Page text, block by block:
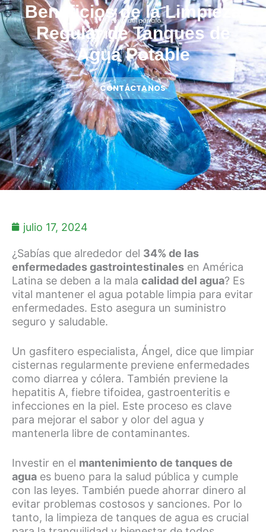
Beneficios de la Limpieza
Regular de Tanques de
Agua Potable
CONTÁCTANOS
julio 17, 2024
¿Sabías que alrededor del 34% de las
enfermedades gastrointestinales en América
Latina se deben a la mala calidad del agua? Es
vital mantener el agua potable limpia para evitar
enfermedades. Esto asegura un suministro
seguro y saludable.
Un gasfitero especialista, Ángel, dice que limpiar
cisternas regularmente previene enfermedades
como diarrea y cólera. También previene la
hepatitis A, fiebre tifoidea, gastroenteritis e
infecciones en la piel. Este proceso es clave
para mejorar el sabor y olor del agua y
mantenerla libre de contaminantes.
Investir en el mantenimiento de tanques de
agua es bueno para la salud pública y cumple
con las leyes. También puede ahorrar dinero al
evitar problemas costosos y sanciones. Por lo
tanto, la limpieza de tanques de agua es crucial